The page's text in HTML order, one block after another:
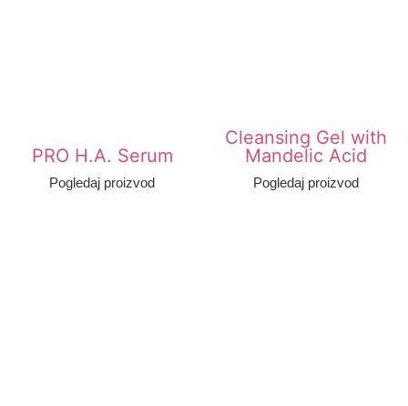
PRO H.A. Serum
Pogledaj proizvod
Cleansing Gel with
Mandelic Acid
Pogledaj proizvod